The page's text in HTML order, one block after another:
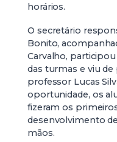
horários.
O secretário
Bonito,
Carvalho,
das turmas e viu
professor Lucas
oportunidade, os
fizeram os
desenvolvimento
mãos.